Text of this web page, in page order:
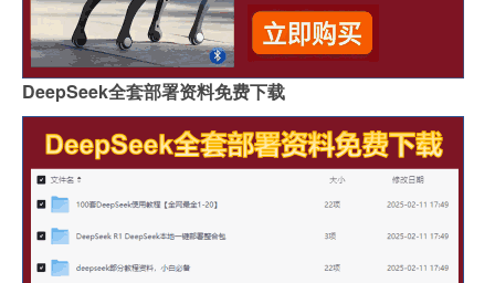
DeepSeek全套部署资料免费下载